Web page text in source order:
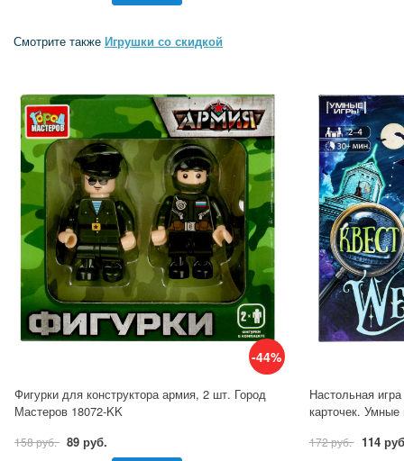
Смотрите также Игрушки со скидкой
-44%
Фигурки для конструктора армия, 2 шт. Город
Мастеров 18072-KK
158 руб. 89 руб.
Настольная
карточек. Умные
172 руб. 114